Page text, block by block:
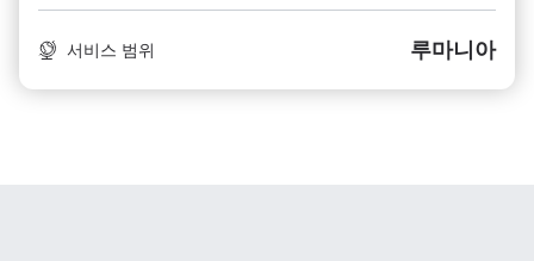
서비스 범위 루마니아